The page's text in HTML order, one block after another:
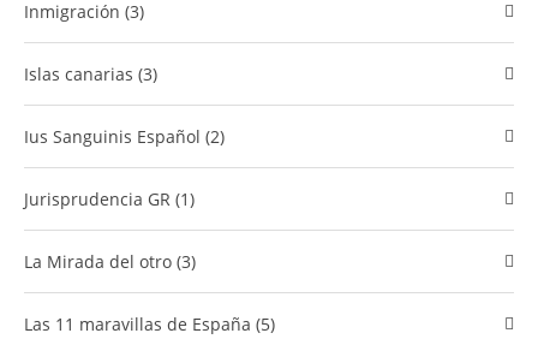
Inmigración (3)
islas canarias (3)
Ius Sanguinis Español (2)
Jurisprudencia GR (1)
La Mirada del otro (3)
Las 11 maravillas de España (5)